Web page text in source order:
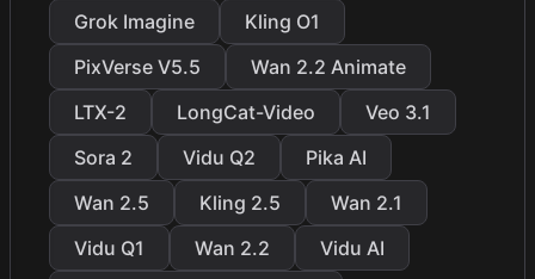
Grok Imagine
Kling O1
PixVerse V5.5
Wan 2.2 Animate
LTX-2
LongCat-Video
Veo 3.1
Sora 2
Vidu Q2
Pika AI
Wan 2.5
Kling 2.5
Wan 2.1
Vidu Q1
Wan 2.2
Vidu AI